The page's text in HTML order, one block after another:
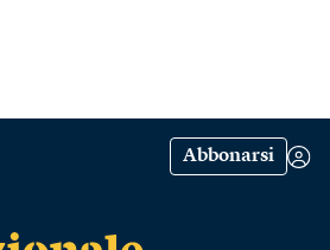
Abbonarsi